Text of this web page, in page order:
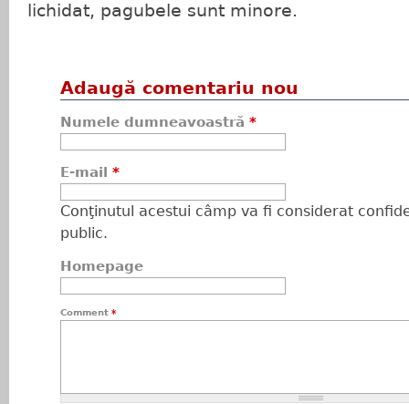
lichidat, pagubele sunt minore.
Adaugă comentariu nou
Numele dumneavoastră *
E-mail *
Conţinutul acestui câmp va fi considerat
public.
Homepage
Comment *